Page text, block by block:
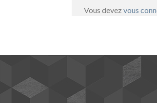
Vous devez vous